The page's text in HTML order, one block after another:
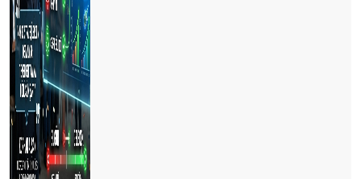
Turizmde Dostane Buluşmaların Gücü: Turizmdays.com 7.
Yazarlar Buluşması
Türkiye’nin Altın Yumurtlayan Tavuğunu Koruma Zamanı
Antalya'da Turizmdeki Sıkıntılar ve Çözüm Önerileri
Antalya’nın Hava Trafiği ve Yol Sorunları: Acil Çözüm Bekleyen
Kriz
Turizm Türkiye'nin Yükselen Değeri: Fiyatlar Artarken Talep Niye
Hala Yüksek?